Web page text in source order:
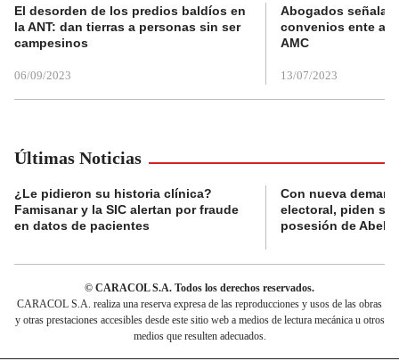
El desorden de los predios baldíos en
la ANT: dan tierras a personas sin ser
campesinos
06/09/2023
Abogados
convenios ente
AMC
13/07/2023
Últimas Noticias
¿Le pidieron su historia clínica?
Famisanar y la SIC alertan por fraude
en datos de pacientes
Con nueva
electoral, piden
posesión de
© CARACOL S.A. Todos los derechos reservados.
CARACOL S.A. realiza una reserva expresa de las reproducciones y usos de las obras
y otras prestaciones accesibles desde este sitio web a medios de lectura mecánica u otros
medios que resulten adecuados.